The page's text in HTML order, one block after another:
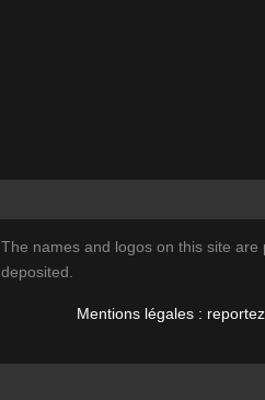
The names and logos on this site
deposited.
Mentions légales :